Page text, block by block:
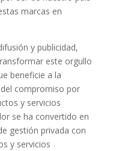
marcas en
y publicidad,
este orgullo
beneficie a la
compromiso por
y servicios
se ha convertido en
gestión privada con
y servicios